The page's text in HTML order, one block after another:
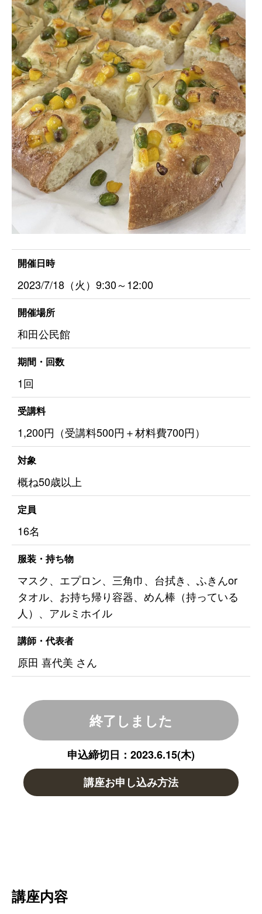
講座内容
開催日時
2023/7/18（火）9:30～12:00
開催場所
和田公民館
期間・回数
1回
受講料
1,200円（受講料500円＋材料費700円）
対象
概ね50歳以上
定員
16名
服装・持ち物
マスク、エプロン、三角巾、台拭き、ふきんor
タオル、お持ち帰り容器、めん棒（持っている
人）、アルミホイル
講師・代表者
原田 喜代美 さん
終了しました
申込締切日：2023.6.15(木)
講座お申し込み方法